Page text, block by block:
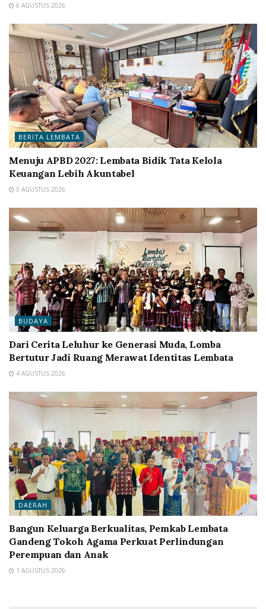
6 AGUSTUS 2026
BERITA LEMBATA
Menuju APBD 2027: Lembata Bidik Tata Kelola
Keuangan Lebih Akuntabel
5 AGUSTUS 2026
BUDAYA
Dari Cerita Leluhur ke Generasi Muda, Lomba
Bertutur Jadi Ruang Merawat Identitas Lembata
4 AGUSTUS 2026
DAERAH
Bangun Keluarga Berkualitas, Pemkab Lembata
Gandeng Tokoh Agama Perkuat Perlindungan
Perempuan dan Anak
1 AGUSTUS 2026